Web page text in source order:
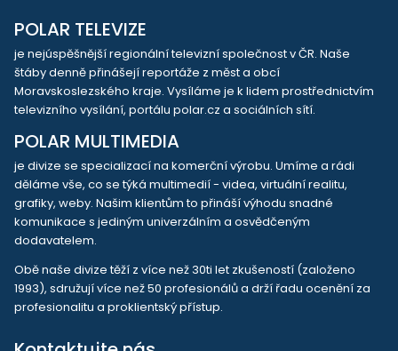
POLAR TELEVIZE
je nejúspěšnější regionální televizní společnost v ČR. Naše
štáby denně přinášejí reportáže z měst a obcí
Moravskoslezského kraje. Vysíláme je k lidem prostřednictvím
televizního vysílání, portálu polar.cz a sociálních sítí.
POLAR MULTIMEDIA
je divize se specializací na komerční výrobu. Umíme a rádi
děláme vše, co se týká multimedií - videa, virtuální realitu,
grafiky, weby. Našim klientům to přináší výhodu snadné
komunikace s jediným univerzálním a osvědčeným
dodavatelem.
Obě naše divize těží z více než 30ti let zkušeností (založeno
1993), sdružují více než 50 profesionálů a drží řadu ocenění za
profesionalitu a proklientský přístup.